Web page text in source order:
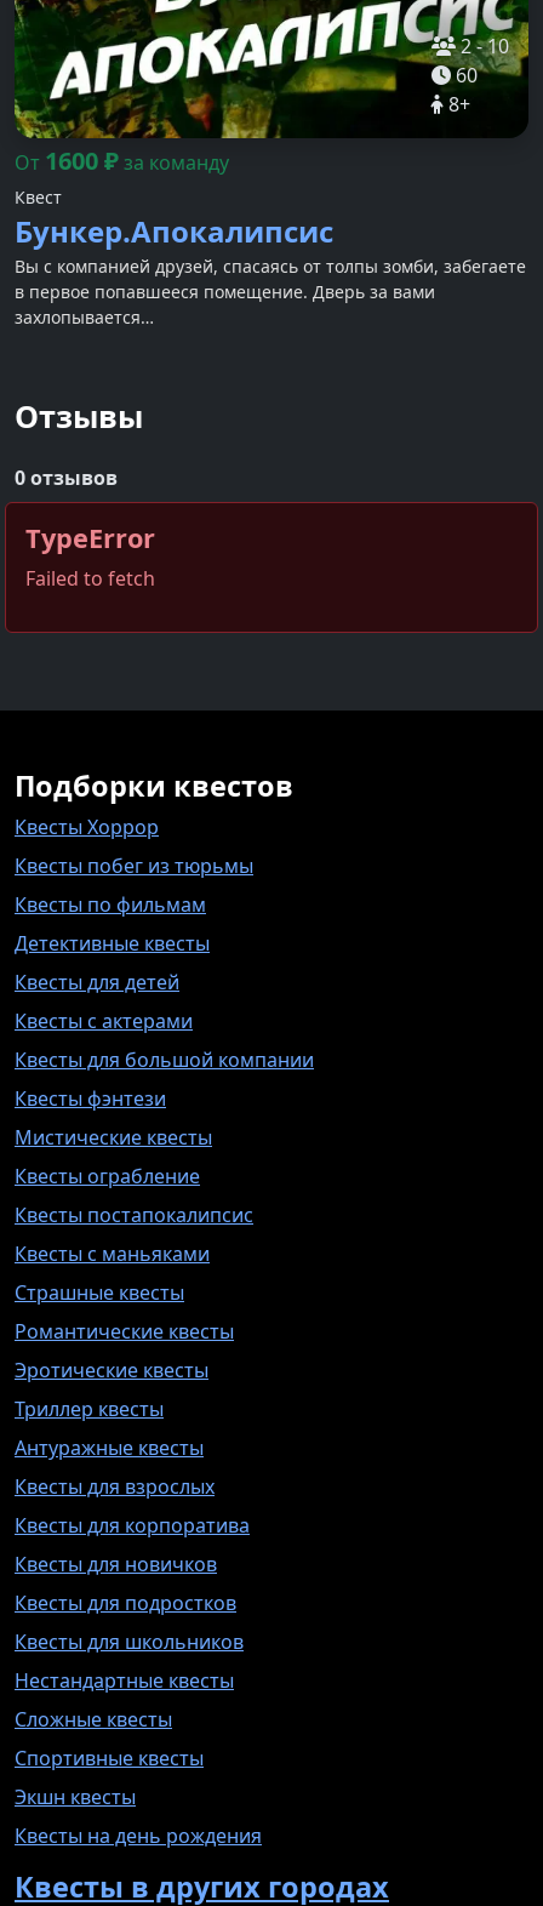
2-10
60
8+
От 1600₽за команду
Квест
Бункер.Апокалипсис
Вы с компанией друзей, спасаясь от толпы зомби, забегаете
в первое попавшееся помещение. Дверь за вами
захлопывается…
Отзывы
0 отзывов
TypeError
Failed to fetch
Подборки квестов
Квесты Хоррор
Квесты побег из тюрьмы
Квесты по фильмам
Детективные квесты
Квесты для детей
Квесты с актерами
Квесты для большой компании
Квесты фэнтези
Мистические квесты
Квесты ограбление
Квесты постапокалипсис
Квесты с маньяками
Страшные квесты
Романтические квесты
Эротические квесты
Триллер квесты
Антуражные квесты
Квесты для взрослых
Квесты для корпоратива
Квесты для новичков
Квесты для подростков
Квесты для школьников
Нестандартные квесты
Сложные квесты
Спортивные квесты
Экшн квесты
Квесты на день рождения
Квесты в других городах